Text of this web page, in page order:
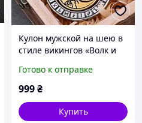
Кулон мужской на шею в
стиле викингов «Волк и
меняет картинку
Готово к отправке
999₴
Купить